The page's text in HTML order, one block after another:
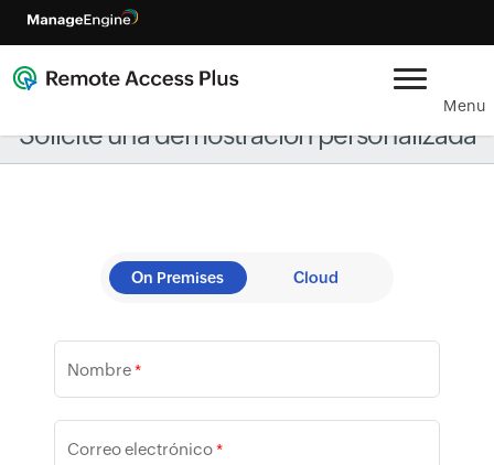
Menu
Solicite una demostración personalizada
On Premises Cloud
Nombre*
Correo electrónico*